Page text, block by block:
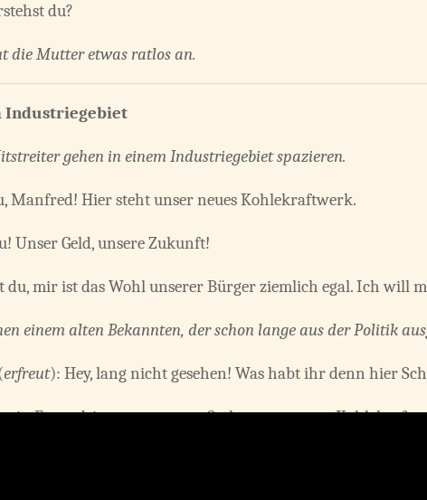
du?
die Mutter etwas ratlos an.
Industriegebiet
gehen in einem Industriegebiet spazieren.
Manfred! Hier steht unser neues Kohlekraftwerk.
Unser Geld, unsere Zukunft!
du, mir ist das Wohl unserer Bürger ziemlich egal. Ich will
einem alten Bekannten, der schon lange aus der Politik
erfreut): Hey, lang nicht gesehen! Was habt ihr denn hier
Freund, ist unser ganzer Stolz: unser neues